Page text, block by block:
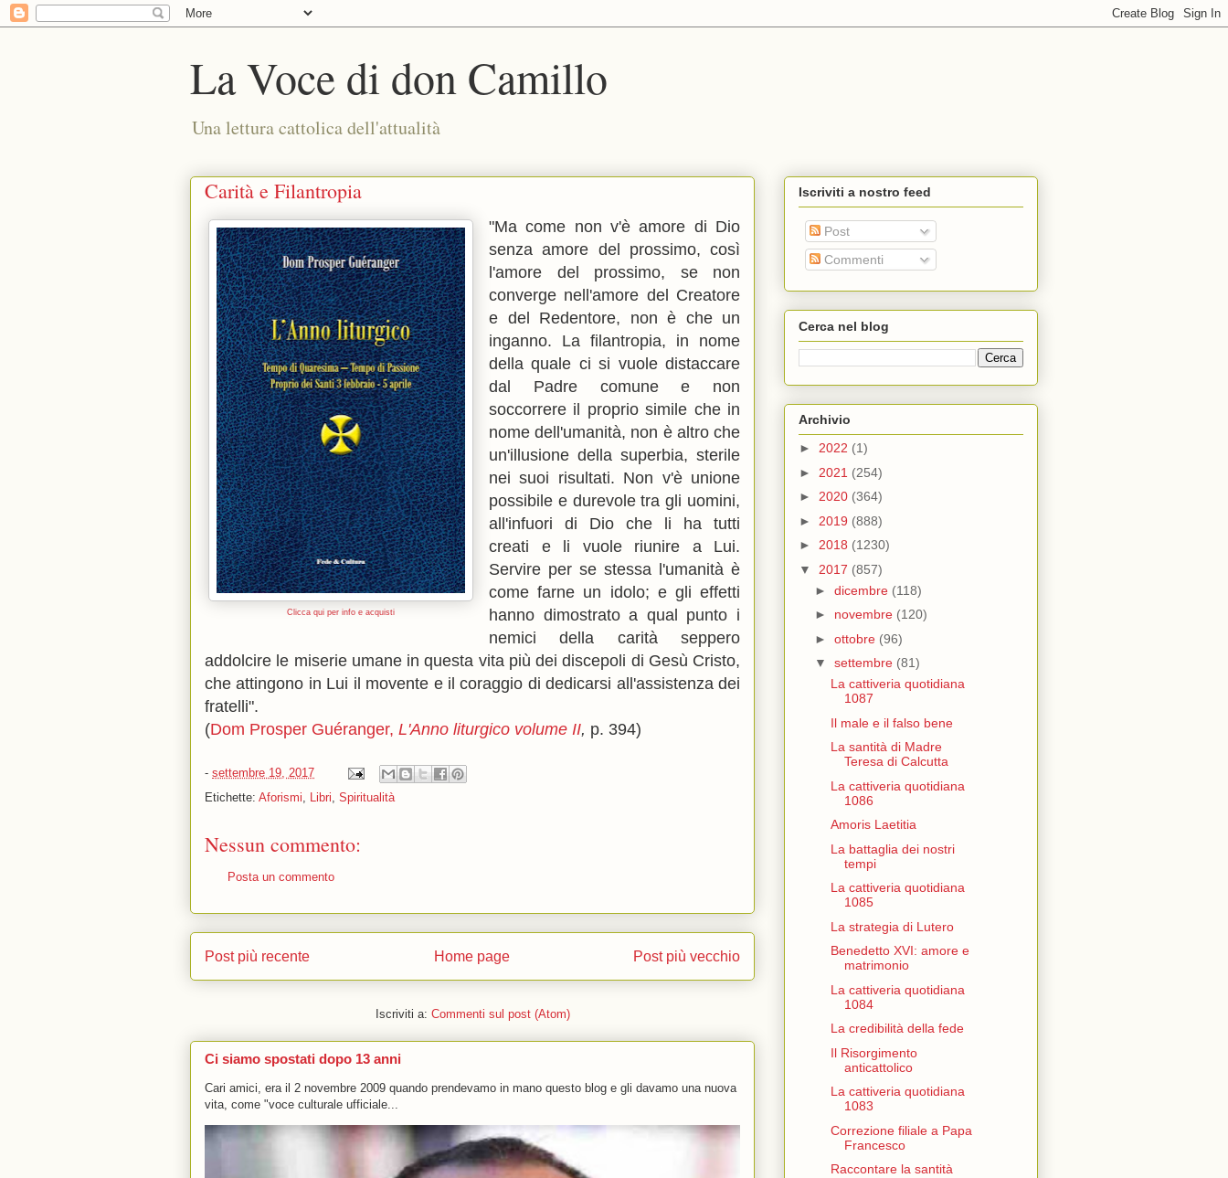
La Voce di don Camillo
Una lettura cattolica dell'attualità
Carità e Filantropia
Clicca qui per info e acquisti
"Ma come non v'è amore di Dio
senza amore del prossimo, così
l'amore del prossimo, se non
converge nell'amore del Creatore
e del Redentore, non è che un
inganno. La filantropia, in nome
della quale ci si vuole distaccare
dal Padre comune e non
soccorrere il proprio simile che in
nome dell'umanità, non è altro che
un'illusione della superbia, sterile
nei suoi risultati. Non v'è unione
possibile e durevole tra gli uomini,
all'infuori di Dio che li ha tutti
creati e li vuole riunire a Lui.
Servire per se stessa l'umanità è
come farne un idolo; e gli effetti
hanno dimostrato a qual punto i
nemici della carità seppero
addolcire le miserie umane in questa vita più dei discepoli di Gesù Cristo,
che attingono in Lui il movente e il coraggio di dedicarsi all'assistenza dei
fratelli".
(Dom Prosper Guéranger, L'Anno liturgico volume II, p. 394)
- settembre 19, 2017
Etichette: Aforismi, Libri, Spiritualità
Nessun commento:
Posta un commento
Post più recente Post più vecchio
Home page
Iscriviti a: Commenti sul post (Atom)
Ci siamo spostati dopo 13 anni
Cari amici, era il 2 novembre 2009 quando prendevamo in mano questo blog e gli davamo una nuova
vita, come "voce culturale ufficiale...
Iscriviti a nostro feed
Post
Commenti
Cerca nel blog
Archivio
► 2022 (1)
► 2021 (254)
► 2020 (364)
► 2019 (888)
► 2018 (1230)
▼ 2017 (857)
► dicembre (118)
► novembre (120)
► ottobre (96)
▼ settembre (81)
La cattiveria quotidiana
1087
Il male e il falso bene
La santità di Madre
Teresa di Calcutta
La cattiveria quotidiana
1086
Amoris Laetitia
La battaglia dei nostri
tempi
La cattiveria quotidiana
1085
La strategia di Lutero
Benedetto XVI: amore e
matrimonio
La cattiveria quotidiana
1084
La credibilità della fede
Il Risorgimento
anticattolico
La cattiveria quotidiana
1083
Correzione filiale a Papa
Francesco
Raccontare la santità